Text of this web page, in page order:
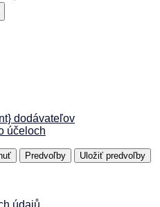
dodávateľov
účeloch
Predvoľby Uložiť predvoľby
údajů